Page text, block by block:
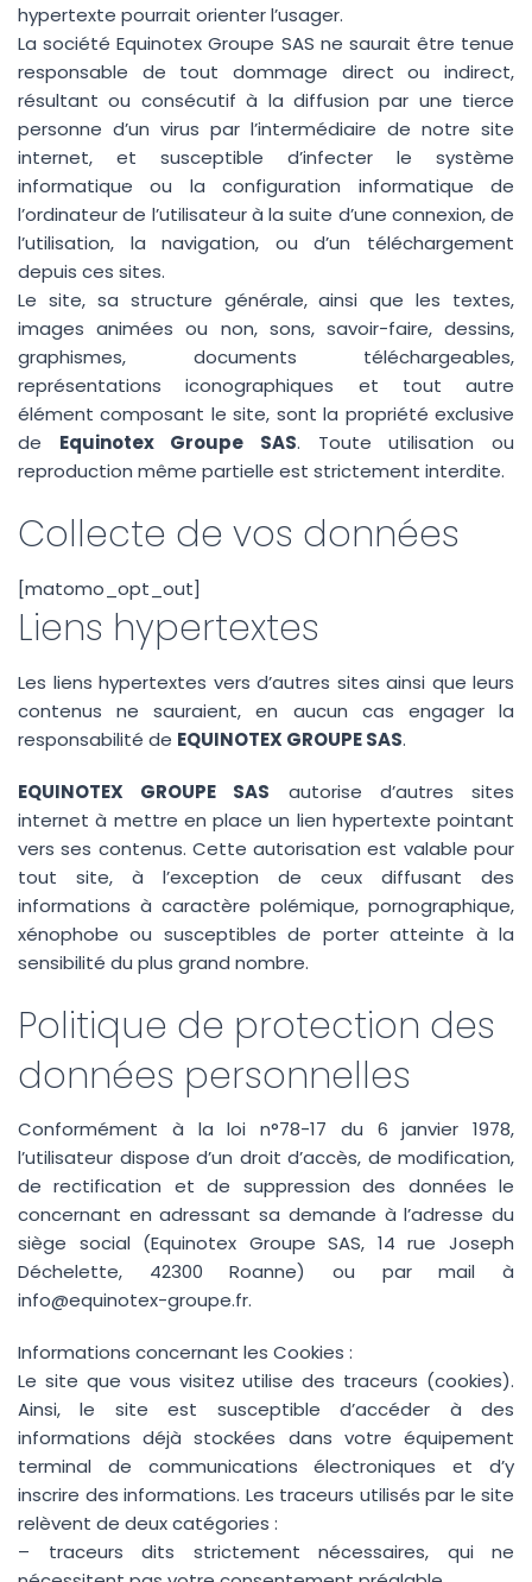
hypertexte pourrait orienter l’usager.
La société Equinotex Groupe SAS ne saurait être tenue
responsable de tout dommage direct ou indirect,
résultant ou consécutif à la diffusion par une tierce
personne d’un virus par l’intermédiaire de notre site
internet, et susceptible d’infecter le système
informatique ou la configuration informatique de
l’ordinateur de l’utilisateur à la suite d’une connexion, de
l’utilisation, la navigation, ou d’un téléchargement
depuis ces sites.
Le site, sa structure générale, ainsi que les textes,
images animées ou non, sons, savoir-faire, dessins,
graphismes, documents téléchargeables,
représentations iconographiques et tout autre
élément composant le site, sont la propriété exclusive
de Equinotex Groupe SAS. Toute utilisation ou
reproduction même partielle est strictement interdite.
Collecte de vos données
[matomo_opt_out]
Liens hypertextes
Les liens hypertextes vers d’autres sites ainsi que leurs
contenus ne sauraient, en aucun cas engager la
responsabilité de EQUINOTEX GROUPE SAS.
EQUINOTEX GROUPE SAS autorise d’autres sites
internet à mettre en place un lien hypertexte pointant
vers ses contenus. Cette autorisation est valable pour
tout site, à l’exception de ceux diffusant des
informations à caractère polémique, pornographique,
xénophobe ou susceptibles de porter atteinte à la
sensibilité du plus grand nombre.
Politique de protection des
données personnelles
Conformément à la loi n°78-17 du 6 janvier 1978,
l’utilisateur dispose d’un droit d’accès, de modification,
de rectification et de suppression des données le
concernant en adressant sa demande à l’adresse du
siège social (Equinotex Groupe SAS, 14 rue Joseph
Déchelette, 42300 Roanne) ou par mail à
info@equinotex-groupe.fr.
Informations concernant les Cookies :
Le site que vous visitez utilise des traceurs (cookies).
Ainsi, le site est susceptible d’accéder à des
informations déjà stockées dans votre équipement
terminal de communications électroniques et d’y
inscrire des informations. Les traceurs utilisés par le site
relèvent de deux catégories :
– traceurs dits strictement nécessaires, qui ne